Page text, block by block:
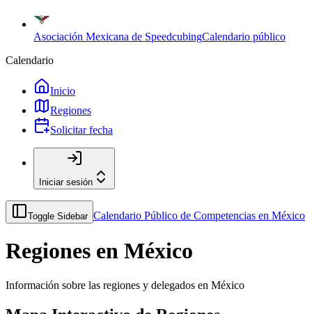
Asociación Mexicana de SpeedcubingCalendario público
Calendario
Inicio
Regiones
Solicitar fecha
Iniciar sesión
Toggle Sidebar Calendario Público de Competencias en México
Regiones en México
Información sobre las regiones y delegados en México